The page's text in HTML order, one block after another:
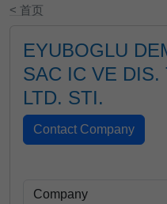
< 首页
EYUBOGLU
SAC IC VE DIS.
LTD. STI.